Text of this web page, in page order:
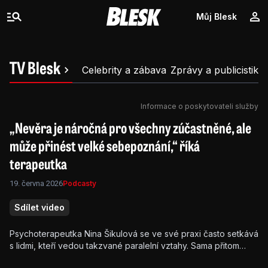
Můj Blesk
TV Blesk Celebrity a zábava Zprávy a publicistika
Informace o poskytovateli služby
„Nevěra je náročná pro všechny zúčastněné, ale
může přinést velké sebepoznání,“ říká
terapeutka
19. června 2026Podcasty
Sdílet video
Psychoterapeutka Nina Šikulová se ve své praxi často setkává
s lidmi, kteří vedou takzvané paralelní vztahy. Sama přitom